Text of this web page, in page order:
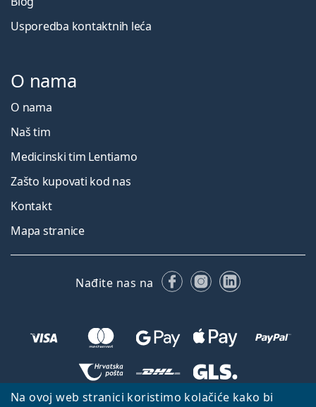
Na ovoj web stranici koristimo kolačiće kako bi
Usporedba kontaktnih leća
O nama
O nama
Naš tim
Medicinski tim Lentiamo
Zašto kupovati kod nas
Kontakt
Mapa stranice
Nađite nas na FacebookuInstagramu
LinkedIn